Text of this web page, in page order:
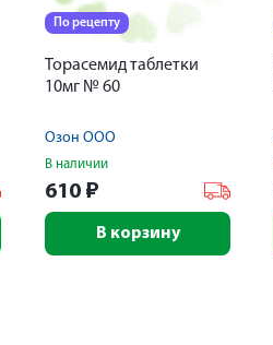
По рецепту
Торасемид таблетки
10мг № 60
Озон ООО
В наличии
610 ₽
В корзину